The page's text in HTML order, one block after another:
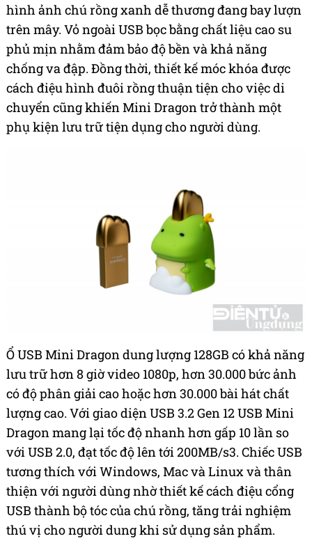
hình ảnh chú rồng xanh dễ thương đang bay lượn
trên mây. Vỏ ngoài USB bọc bằng chất liệu cao su
phủ mịn nhằm đảm bảo độ bền và khả năng
chống va đập. Đồng thời, thiết kế móc khóa được
cách điệu hình đuôi rồng thuận tiện cho việc di
chuyển cũng khiến Mini Dragon trở thành một
phụ kiện lưu trữ tiện dụng cho người dùng.
Ổ USB Mini Dragon dung lượng 128GB có khả năng
lưu trữ hơn 8 giờ video 1080p, hơn 30.000 bức ảnh
có độ phân giải cao hoặc hơn 30.000 bài hát chất
lượng cao. Với giao diện USB 3.2Gen 12 USB Mini
Dragon mang lại tốc độ nhanh hơn gấp 10 lần so
với USB 2.0, đạt tốc độ lên tới 200MB/s3. Chiếc USB
tương thích với Windows, Mac và Linux và thân
thiện với người dùng nhờ thiết kế cách điệu cổng
USB thành bộ tóc của chú rồng, tăng trải nghiệm
thú vị cho người dung khi sử dụng sản phẩm.